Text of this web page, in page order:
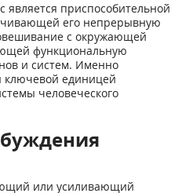
является приспособительной
его непрерывную
с окружающей
функциональную
и систем. Именно
ключевой единицей
человеческого
или усиливающий